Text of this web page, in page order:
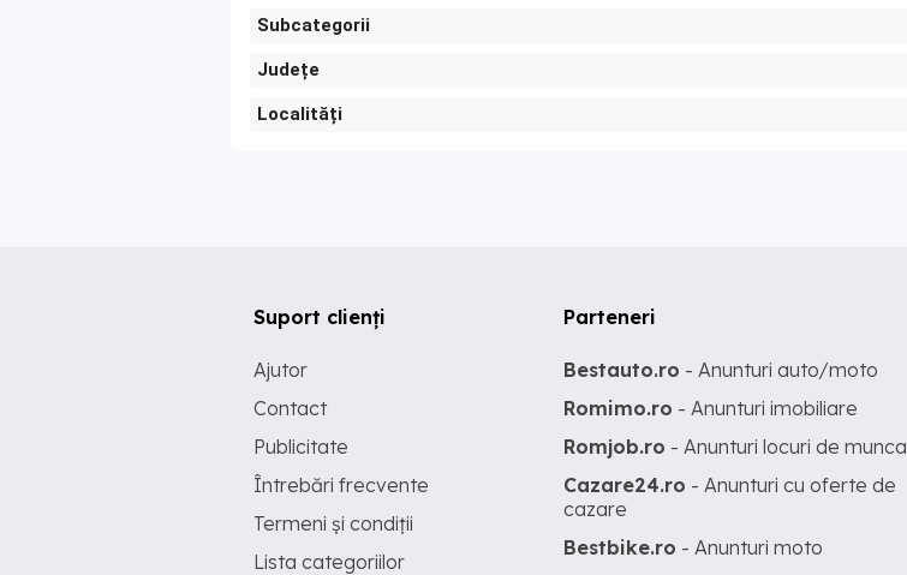
Subcategorii
Județe
Localități
Suport clienți
Ajutor
Contact
Publicitate
Întrebări frecvente
Termeni și condiții
Lista categoriilor
Parteneri
Bestauto.ro - Anunturi auto/moto
Romimo.ro - Anunturi imobiliare
Romjob.ro - Anunturi locuri de munca
Cazare24.ro - Anunturi cu oferte de
cazare
Bestbike.ro - Anunturi moto